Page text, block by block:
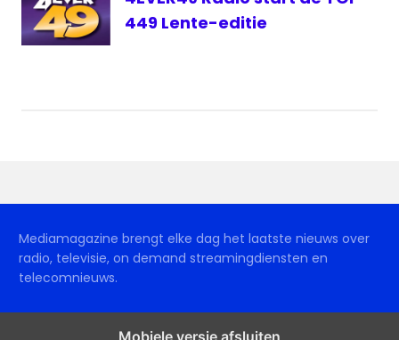
449 Lente-editie
Mediamagazine brengt elke dag het laatste nieuws over
radio, televisie, on demand streamingdiensten en
telecomnieuws.
Mobiele versie afsluiten